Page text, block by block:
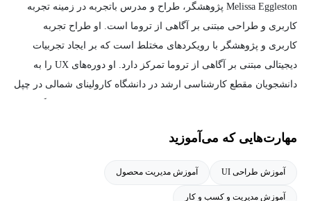
Melissa Eggleston پژوهشگر، طراح و مدرس باتجربه در زمینه تجربه
کاربری و طراحی مبتنی بر آگاهی از تروما است. او طراح تجربه
کاربری و پژوهشگر با رویکردهای مختلط است که بر ایجاد تجربیات
دیجیتالی مبتنی بر آگاهی از تروما تمرکز دارد. او دوره‌های UX را به
دانشجویان مقطع کارشناسی ارشد در دانشگاه کارولینای شمالی در چپل
Technology است.
مهارت‌هایی که می‌آموزید
آموزش طراحی UI آموزش مدیریت محصول
آموزش مدیریت و کسب و کار